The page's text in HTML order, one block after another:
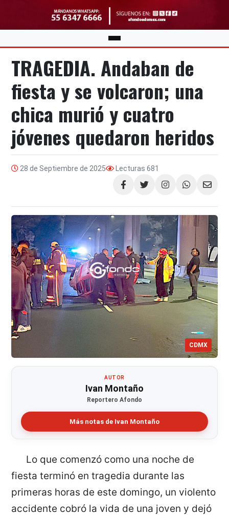
TRAGEDIA. Andaban de
fiesta y se volcaron; una
chica murió y cuatro
jóvenes quedaron heridos
28 de Septiembre de 2025 Lecturas 681
Compartir
CDMX
AUTOR
Ivan Montaño
Reportero Afondo
Más notas de Ivan Montaño
Lo que comenzó como una noche de
fiesta terminó en tragedia durante las
primeras horas de este domingo, un violento
accidente cobró la vida de una joven y dejó